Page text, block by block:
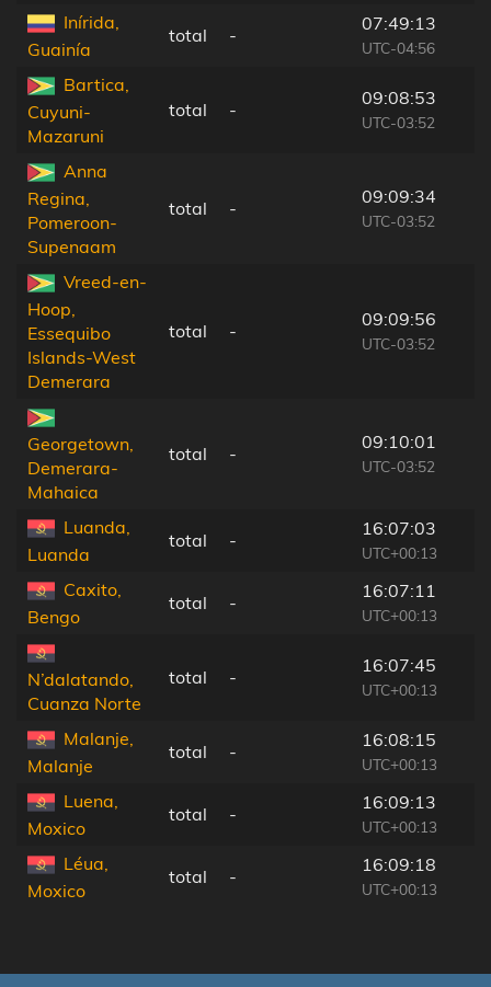
Inírida,
Guainía
total -
07:49:13
UTC-04:56
Bartica,
Cuyuni-
Mazaruni
total -
09:08:53
UTC-03:52
Anna
Regina,
Pomeroon-
Supenaam
total -
09:09:34
UTC-03:52
Vreed-en-
Hoop,
Essequibo
Islands-West
Demerara
total -
09:09:56
UTC-03:52
Georgetown,
Demerara-
Mahaica
total -
09:10:01
UTC-03:52
Luanda,
Luanda
total -
16:07:03
UTC+00:13
Caxito,
Bengo
total -
16:07:11
UTC+00:13
N’dalatando,
Cuanza Norte
total -
16:07:45
UTC+00:13
Malanje,
Malanje
total -
16:08:15
UTC+00:13
Luena,
Moxico
total -
16:09:13
UTC+00:13
Léua,
Moxico
total -
16:09:18
UTC+00:13